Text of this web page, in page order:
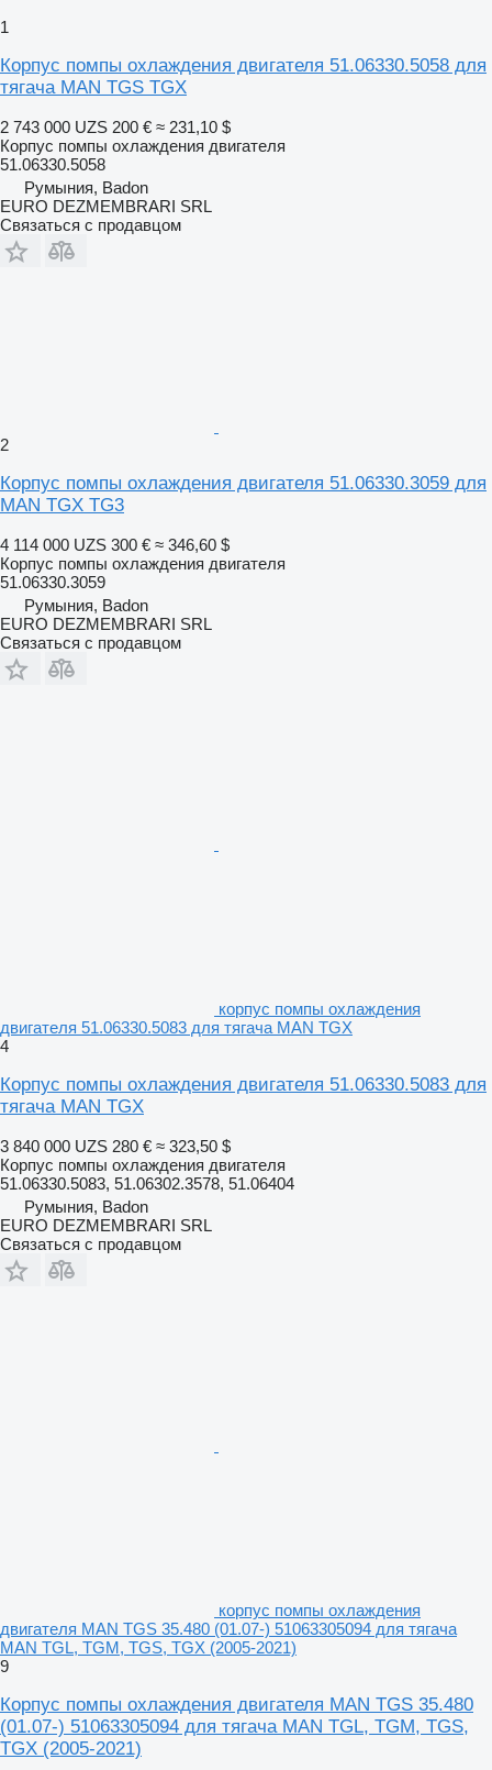
1
Корпус помпы охлаждения двигателя 51.06330.5058 для
тягача MAN TGS TGX
2 743 000 UZS 200 € ≈ 231,10 $
Корпус помпы охлаждения двигателя
51.06330.5058
Румыния, Badon
EURO DEZMEMBRARI SRL
Связаться с продавцом
2
Корпус помпы охлаждения двигателя 51.06330.3059 для
MAN TGX TG3
4 114 000 UZS 300 € ≈ 346,60 $
Корпус помпы охлаждения двигателя
51.06330.3059
Румыния, Badon
EURO DEZMEMBRARI SRL
Связаться с продавцом
корпус помпы охлаждения
двигателя 51.06330.5083 для тягача MAN TGX
4
Корпус помпы охлаждения двигателя 51.06330.5083 для
тягача MAN TGX
3 840 000 UZS 280 € ≈ 323,50 $
Корпус помпы охлаждения двигателя
51.06330.5083, 51.06302.3578, 51.06404
Румыния, Badon
EURO DEZMEMBRARI SRL
Связаться с продавцом
корпус помпы охлаждения
двигателя MAN TGS 35.480 (01.07-) 51063305094 для тягача
MAN TGL, TGM, TGS, TGX (2005-2021)
9
Корпус помпы охлаждения двигателя MAN TGS 35.480
(01.07-) 51063305094 для тягача MAN TGL, TGM, TGS,
TGX (2005-2021)